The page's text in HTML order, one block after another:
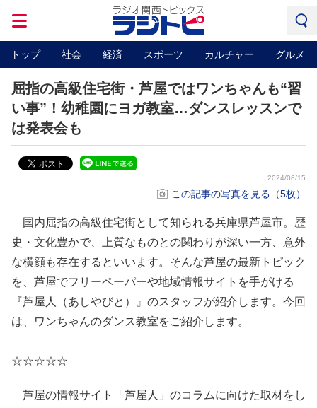
トップ 社会 経済 スポーツ カルチャー グルメ
屈指の高級住宅街・芦屋ではワンちゃんも“習
い事”！幼稚園にヨガ教室…ダンスレッスンで
は発表会も
2024/08/15
この記事の写真を見る（5枚）
国内屈指の高級住宅街として知られる兵庫県芦屋市。歴
史・文化豊かで、上質なものとの関わりが深い一方、意外
な横顔も存在するといいます。そんな芦屋の最新トピック
を、芦屋でフリーペーパーや地域情報サイトを手がける
『芦屋人（あしやびと）』のスタッフが紹介します。今回
は、ワンちゃんのダンス教室をご紹介します。
☆☆☆☆☆
芦屋の情報サイト「芦屋人」のコラムに向けた取材をし